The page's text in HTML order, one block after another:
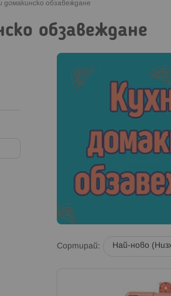
домакинско обзавеждане
обзавеждане
Сортирай